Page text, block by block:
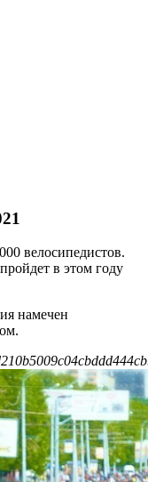
велосипедистов.
в этом году
намечен